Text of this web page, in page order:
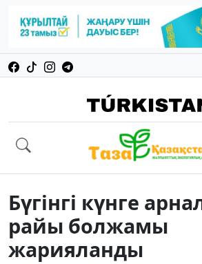
Бүгінгі күнге
райы болжамы
жарияланды